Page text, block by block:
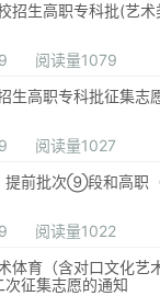
招生高职专科批(艺
阅读量1079
生高职专科批征集志
阅读量1027
提前批次⑨段和高职
阅读量1022
体育（含对口文化艺
征集志愿的通知